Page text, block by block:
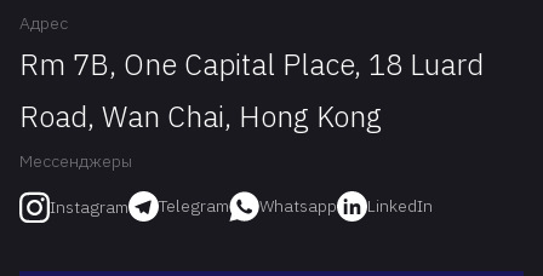
Адрес
Rm 7B, One Capital Place, 18 Luard
Road, Wan Chai, Hong Kong
Мессенджеры
Instagram Telegram Whatsapp LinkedIn